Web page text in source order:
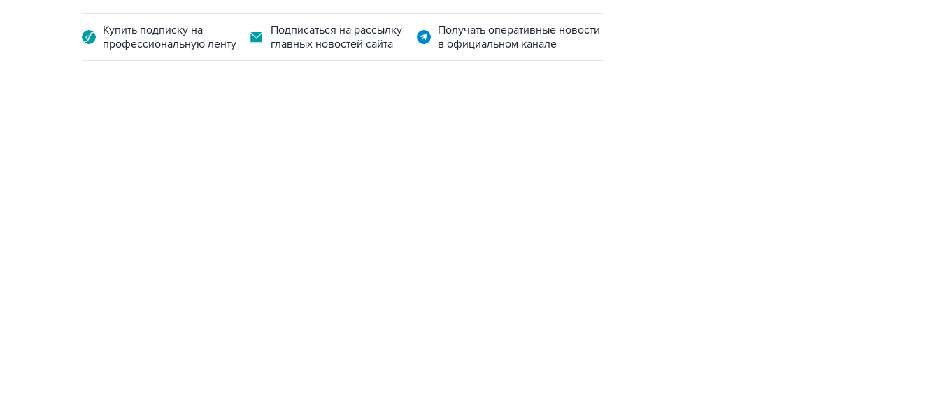
Купить подписку на
профессиональную ленту
Подписаться на рассылку
главных новостей сайта
Получать оперативные новости
в официальном канале